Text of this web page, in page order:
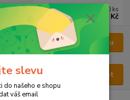
Menu
Hledat
0 ks
0 Kč
slevu
do našeho e shopu
váš email